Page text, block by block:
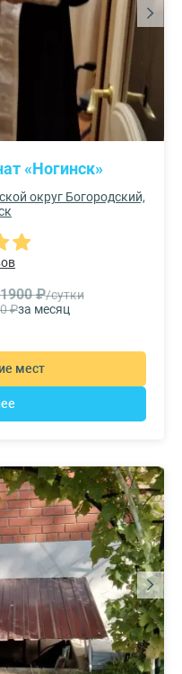
«Ногинск»
округ Богородский,
1900 ₽/сутки
₽за месяц
мест